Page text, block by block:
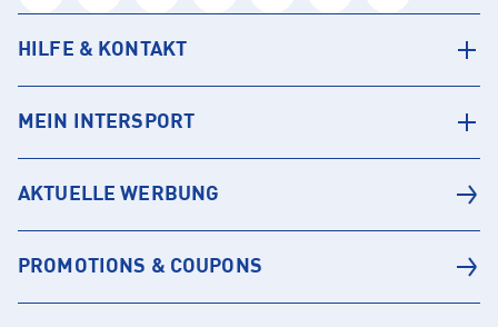
HILFE & KONTAKT
MEIN INTERSPORT
AKTUELLE WERBUNG
PROMOTIONS & COUPONS